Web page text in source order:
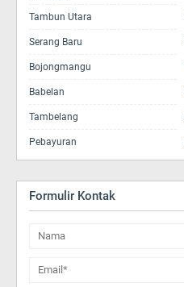
Tambun Utara
Serang Baru
Bojongmangu
Babelan
Tambelang
Pebayuran
Formulir Kontak